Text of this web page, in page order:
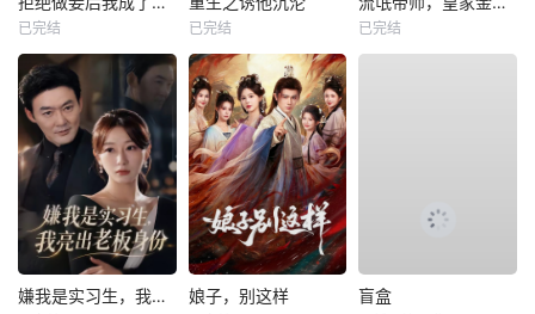
已完结 已完结 已完结
嫌我是实习生，我亮出老板身份 娘子，别这样 盲盒